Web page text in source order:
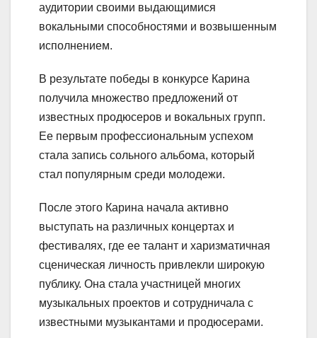
аудитории своими выдающимися
вокальными способностями и возвышенным
исполнением.
В результате победы в конкурсе Карина
получила множество предложений от
известных продюсеров и вокальных групп.
Ее первым профессиональным успехом
стала запись сольного альбома, который
стал популярным среди молодежи.
После этого Карина начала активно
выступать на различных концертах и
фестивалях, где ее талант и харизматичная
сценическая личность привлекли широкую
публику. Она стала участницей многих
музыкальных проектов и сотрудничала с
известными музыкантами и продюсерами.